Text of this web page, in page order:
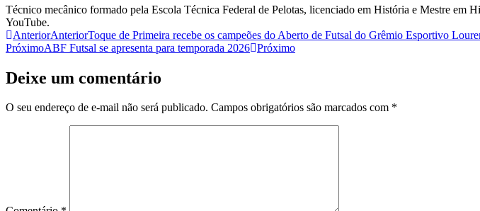
Técnico mecânico formado pela Escola Técnica Federal de Pelotas, licenciado em História e Mestre
YouTube.
AnteriorAnteriorToque de Primeira recebe os campeões do Aberto de Futsal do Grêmio Esportivo
PróximoABF Futsal se apresenta para temporada 2026 Próximo
Deixe um comentário
O seu endereço de e-mail não será publicado. Campos obrigatórios são marcados com *